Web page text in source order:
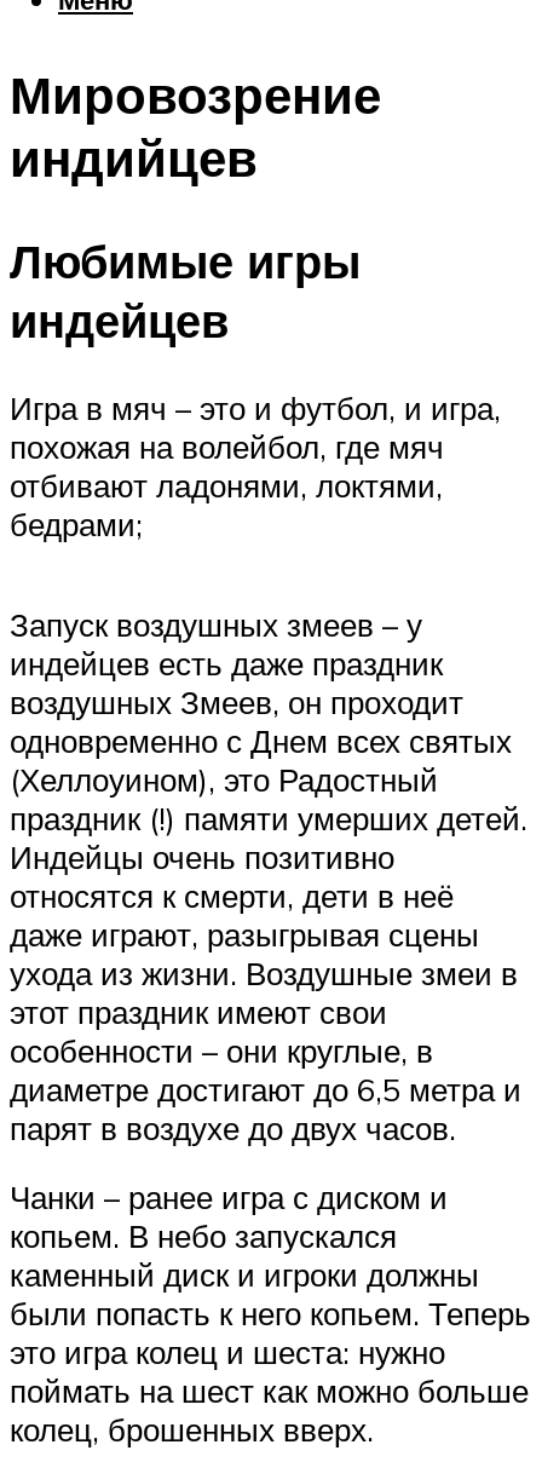
Шоппинг
Что посетить
Мировозрение
индийцев
Любимые игры
индейцев
Игра в мяч – это и футбол, и игра,
похожая на волейбол, где мяч
отбивают ладонями, локтями,
бедрами;
Запуск воздушных змеев – у
индейцев есть даже праздник
воздушных Змеев, он проходит
одновременно с Днем всех святых
(Хеллоуином), это Радостный
праздник (!) памяти умерших детей.
Индейцы очень позитивно
относятся к смерти, дети в неё
даже играют, разыгрывая сцены
ухода из жизни. Воздушные змеи в
этот праздник имеют свои
особенности – они круглые, в
диаметре достигают до 6,5 метра и
парят в воздухе до двух часов.
Чанки – ранее игра с диском и
копьем. В небо запускался
каменный диск и игроки должны
были попасть к него копьем. Теперь
это игра колец и шеста: нужно
поймать на шест как можно больше
колец, брошенных вверх.